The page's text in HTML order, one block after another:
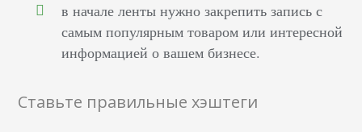
в начале ленты нужно закрепить запись с
самым популярным товаром или интересной
информацией о вашем бизнесе.
Ставьте правильные хэштеги